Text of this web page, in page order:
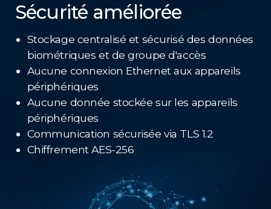
Sécurité améliorée
Stockage centralisé et sécurisé des données
biométriques et de groupe d'accès
Aucune connexion Ethernet aux appareils
périphériques
Aucune donnée stockée sur les appareils
périphériques
Communication sécurisée via TLS 1.2
Chiffrement AES-256